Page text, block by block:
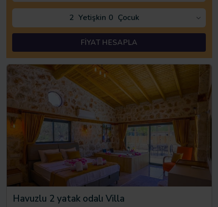
2 Yetişkin 0 Çocuk
FİYAT HESAPLA
Havuzlu 2 yatak odalı Villa